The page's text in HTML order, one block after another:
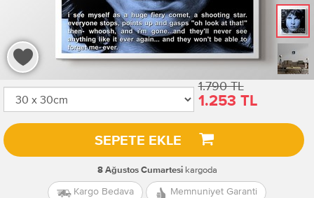
1.790 TL
1.253 TL
SEPETE EKLE
8 Ağustos Cumartesikargoda
Kargo Bedava Memnuniyet Garanti